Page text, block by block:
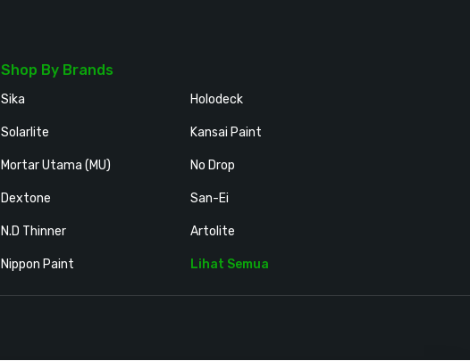
Shop By Brands
Sika
Solarlite
Mortar Utama (MU)
Dextone
N.D Thinner
Nippon Paint
Holodeck
Kansai Paint
No Drop
San-Ei
Artolite
Lihat Semua